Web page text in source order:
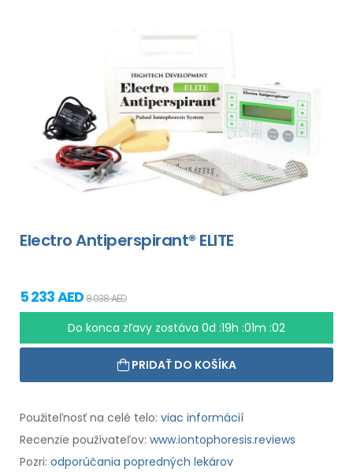
Electro Antiperspirant® ELITE
5 233 AED8 038 AED
Do konca zľavy zostáva0d :19h :01m :01
PRIDAŤ DO KOŠÍKA
Použiteľnosť na celé telo: viac informácií
Recenzie používateľov: www.iontophoresis.reviews
Pozri: odporúčania popredných lekárov